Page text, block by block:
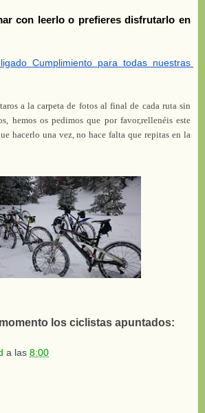
con leerlo o prefieres disfrutarlo en
Cumplimiento para todas nuestras
a la carpeta de fotos al final de cada ruta sin
hacerlo una vez, no hace falta que repitas en la
los ciclistas apuntados:
a las 8:00